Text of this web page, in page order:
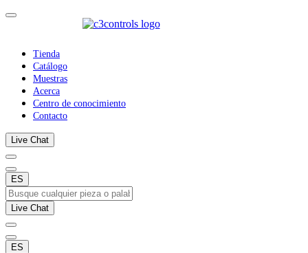
Tienda
Catálogo
Muestras
Acerca
Centro de conocimiento
Contacto
Live Chat
ES
Live Chat
ES